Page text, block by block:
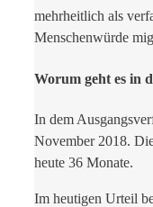
mehrheitlich als
Menschenwürde
Worum geht es in
In dem
November 2018.
heute 36 Monate.
Im heutigen Urteil